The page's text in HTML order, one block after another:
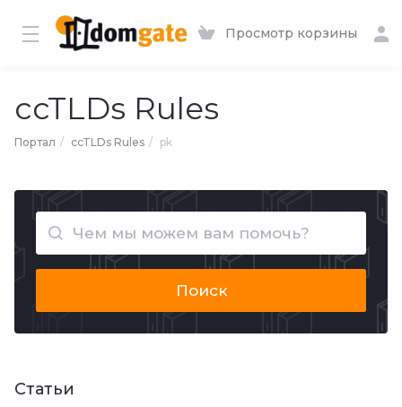
Просмотр корзины
ccTLDs Rules
Портал ccTLDs Rules pk
Поиск
Статьи